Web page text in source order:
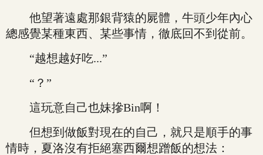
他望著遠處那銀背猿的屍體，牛頭少年內心
總感覺某種東西、某些事情，徹底回不到從前。
“越想越好吃...”
“？”
這玩意自己也妹摻Bin啊！
但想到做飯對現在的自己，就只是順手的事
情時，夏洛沒有拒絕塞西爾想蹭飯的想法：